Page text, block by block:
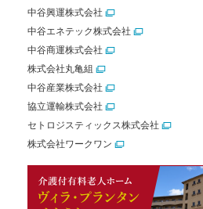
中谷興運株式会社
中谷エネテック株式会社
中谷商運株式会社
株式会社丸亀組
中谷産業株式会社
協立運輸株式会社
セトロジスティックス株式会社
株式会社ワークワン